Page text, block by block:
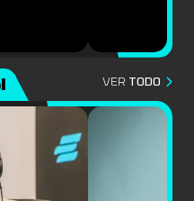
VER TODO